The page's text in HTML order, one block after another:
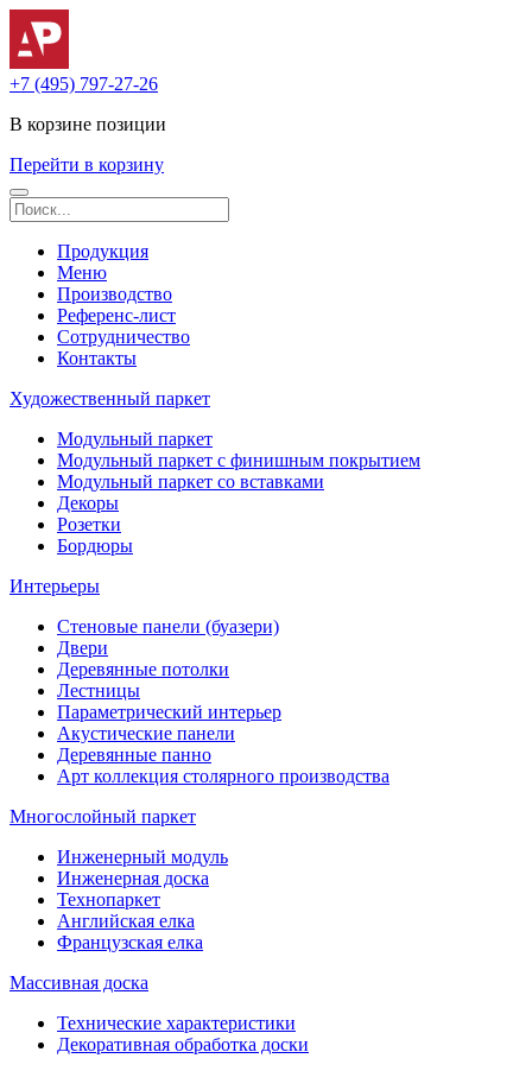
+7 (495) 797-27-26
В корзине позиции
Перейти в корзину
Продукция
Меню
Производство
Референс-лист
Сотрудничество
Контакты
Художественный паркет
Модульный паркет
Модульный паркет с финишным покрытием
Модульный паркет со вставками
Декоры
Розетки
Бордюры
Интерьеры
Стеновые панели (буазери)
Двери
Деревянные потолки
Лестницы
Параметрический интерьер
Акустические панели
Деревянные панно
Арт коллекция столярного производства
Многослойный паркет
Инженерный модуль
Инженерная доска
Технопаркет
Английская елка
Французская елка
Массивная доска
Технические характеристики
Декоративная обработка доски